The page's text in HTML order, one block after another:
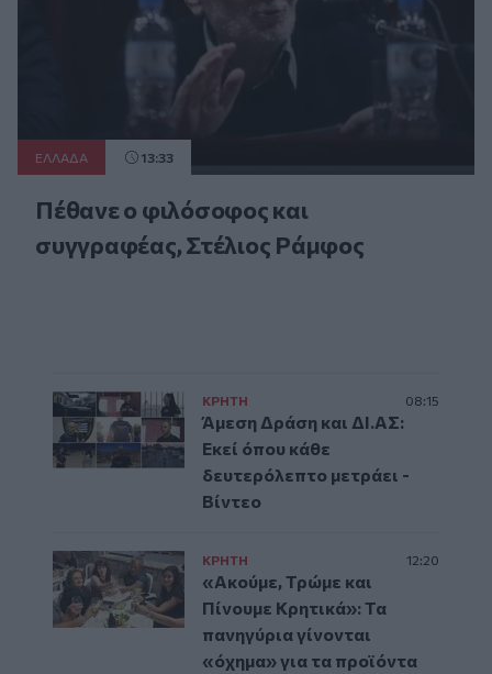
ΕΛΛAΔΑ 13:33
Πέθανε ο φιλόσοφος και
συγγραφέας, Στέλιος Ράμφος
ΚΡΗΤΗ 08:15
Άμεση Δράση και ΔΙ.ΑΣ:
Εκεί όπου κάθε
δευτερόλεπτο μετράει -
Βίντεο
ΚΡΗΤΗ 12:20
«Ακούμε, Τρώμε και
Πίνουμε Κρητικά»: Τα
πανηγύρια γίνονται
«όχημα» για τα προϊόντα